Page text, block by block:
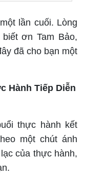
lần cuối. Lòng
ơn Tam Bảo,
đã cho bạn một
Hành Tiếp Diễn
thực hành kết
một chút ánh
của thực hành,